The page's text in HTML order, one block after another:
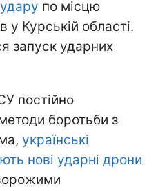
по місцю
у Курській області.
запуск ударних
постійно
боротьби з
українські
нові ударні дрони